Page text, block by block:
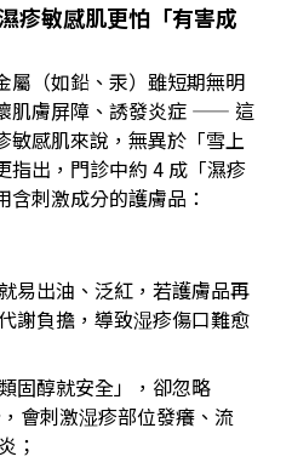
疹敏感肌更怕「有害成
屬（如鉛、汞）雖短期無明
肌膚屏障、誘發炎症 —— 這
敏感肌來說，無異於「雪上
指出，門診中約 4 成「濕疹
刺激成分的護膚品：
易出油、泛紅，若護膚品再
謝負擔，導致湿疹傷口難愈
固醇就安全」，卻忽略
會刺激湿疹部位發癢、流
；